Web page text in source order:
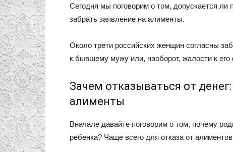
Сегодня мы поговорим о том, допускается
забрать заявление на алименты.
Около трети российских женщин согласны
к бывшему мужу или, наоборот, жалости к
Зачем отказываться от
алименты
Вначале давайте поговорим о том, почему
ребенка? Чаще всего для отказа от